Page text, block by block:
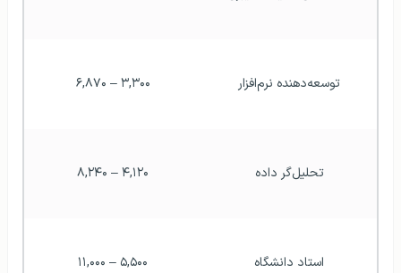
توسعه‌دهنده نرم‌افزار ۳,۳۰۰ – ۶,۸۷۰
تحلیل‌گر داده ۴,۱۲۰ – ۸,۲۴۰
استاد دانشگاه ۵,۵۰۰ – ۱۱,۰۰۰